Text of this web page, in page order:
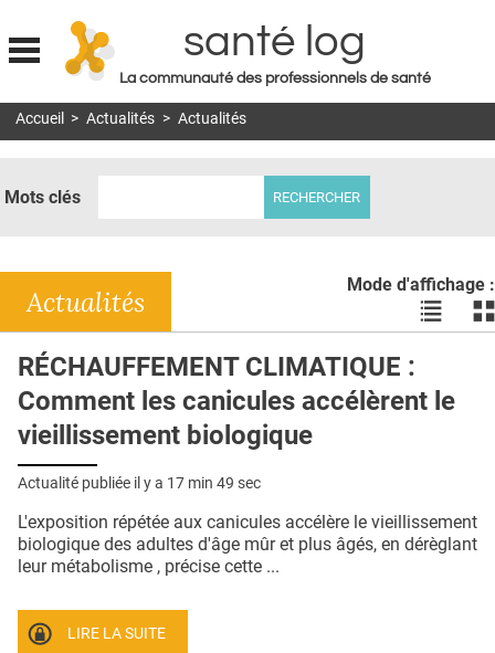
Jump to navigation
santé log
La communauté des professionnels de santé
MON COMPTE
DOSSIERS
RÉSEAUX
E-REVUE SAD
THÉMA
L'APP
PUBLICITÉ
CONTACT
Accueil > Actualités > Actualités
Mots clés
Mode d'affichage :
Voir
les
liste
les
Actualités
RÉCHAUFFEMENT CLIMATIQUE :
Comment les canicules accélèrent le
vieillissement biologique
Actualité publiée il y a 17 min 49 sec
L'exposition répétée aux canicules accélère le vieillissement
biologique des adultes d'âge mûr et plus âgés, en dérèglant
leur métabolisme , précise cette ...
LIRE LA SUITE